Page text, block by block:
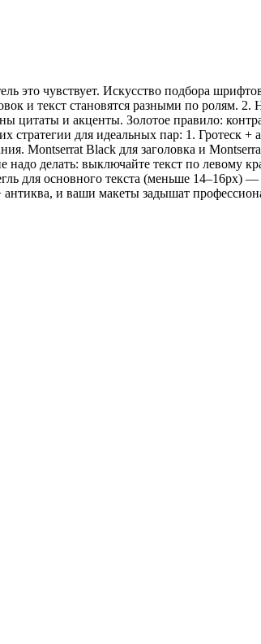
это чувствует. Искусство подбора
и текст становятся разными по ролям.
цитаты и акценты. Золотое правило:
стратегии для идеальных пар: 1. Гротеск
Montserrat Black для заголовка и
делать: выключайте текст по левому
основного текста (меньше 14–16px)
антиква, и ваши макеты задышат